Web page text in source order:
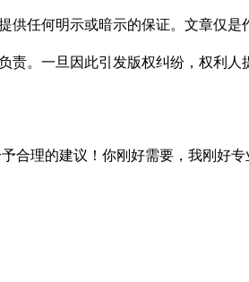
任何明示或暗示的保证。文章仅
。一旦因此引发版权纠纷，权利
合理的建议！你刚好需要，我刚好专